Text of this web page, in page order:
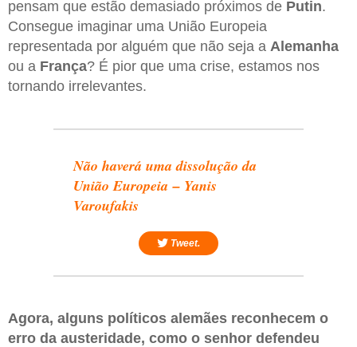
pensam que estão demasiado próximos de Putin.
Consegue imaginar uma União Europeia
representada por alguém que não seja a Alemanha
ou a França? É pior que uma crise, estamos nos
tornando irrelevantes.
Não haverá uma dissolução da
União Europeia– Yanis
Varoufakis
Tweet.
Agora, alguns políticos alemães reconhecem o
erro da austeridade, como o senhor defendeu